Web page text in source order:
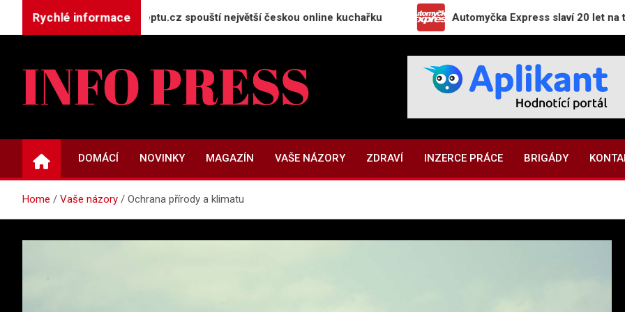
Rychlé informace
GeneratorReceptu.cz spouští největší českou online kuchařku Automyčka Express slaví 20 let na trhu
DOMÁCÍ NOVINKY MAGAZÍN VAŠE NÁZORY ZDRAVÍ INZERCE PRÁCE BRIGÁDY
Home Vaše názory Ochrana přírody a klimatu